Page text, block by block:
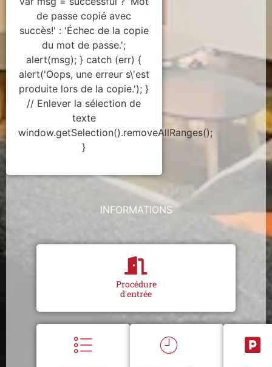
de passe copié avec
succès!' : 'Échec de la copie
du mot de passe.';
alert(msg); } catch (err) {
alert('Oops, une erreur s\'est
produite lors de la copie.'); }
// Enlever la sélection de
texte
window.getSelection().removeAllRanges();
}
INFORMATIONS
Procédure
d'entrée